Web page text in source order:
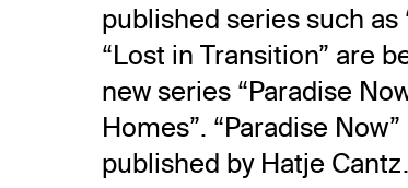
published series such as
“Lost in Transition” are
new series “Paradise
Homes”. “Paradise
published by Hatje Cantz.